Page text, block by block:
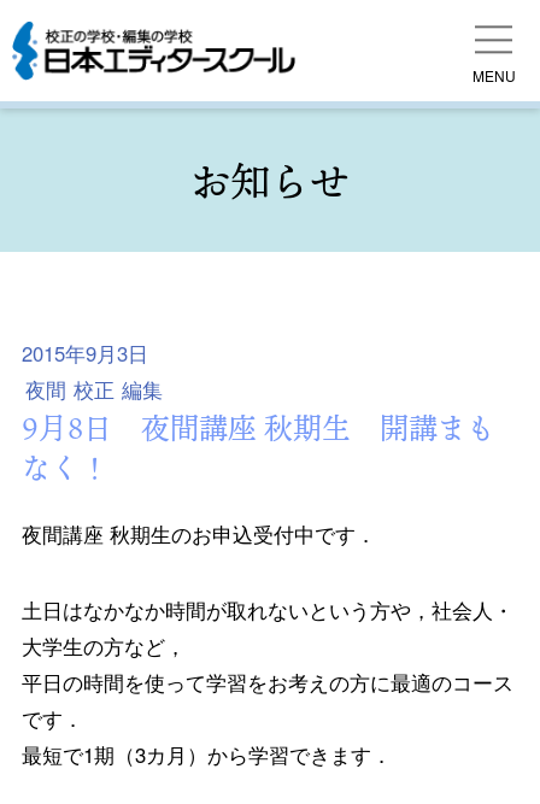
MENU
お知らせ
2015年9月3日
夜間 校正 編集
9月8日 夜間講座 秋期生 開講まも
なく！
夜間講座 秋期生のお申込受付中です．
土日はなかなか時間が取れないという方や，社会人・
大学生の方など，
平日の時間を使って学習をお考えの方に最適のコース
です．
最短で1期（3カ月）から学習できます．